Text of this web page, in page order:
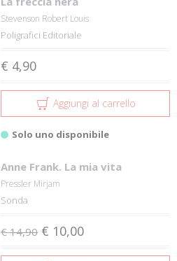
Stevenson Robert Louis
Poligrafici Editoriale
€ 4,90
Aggiungi al carrello
Solo uno disponibile
Anne Frank. La mia vita
Pressler Mirjam
Sonda
€ 14,90 € 10,00